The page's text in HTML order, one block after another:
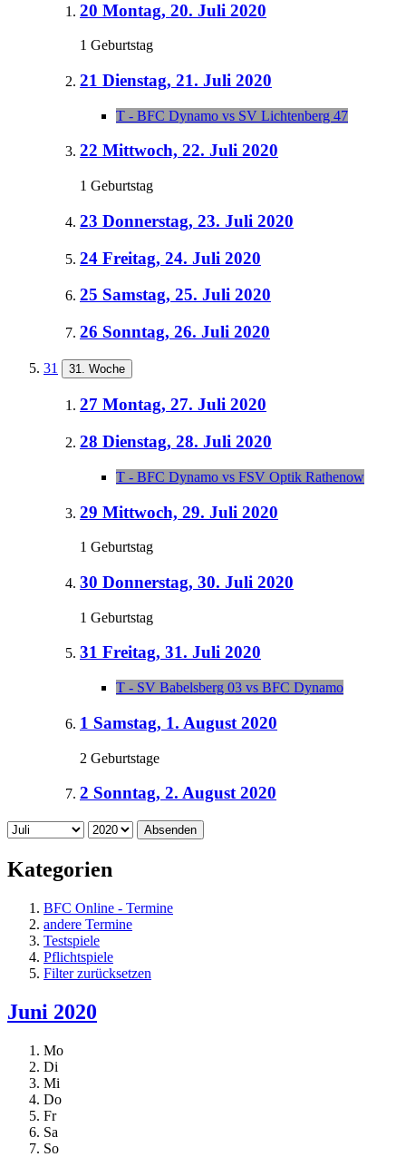
20 Montag, 20. Juli 2020
1 Geburtstag
21 Dienstag, 21. Juli 2020
T - BFC Dynamo vs SV Lichtenberg 47
22 Mittwoch, 22. Juli 2020
1 Geburtstag
23 Donnerstag, 23. Juli 2020
24 Freitag, 24. Juli 2020
25 Samstag, 25. Juli 2020
26 Sonntag, 26. Juli 2020
31 31. Woche
27 Montag, 27. Juli 2020
28 Dienstag, 28. Juli 2020
T - BFC Dynamo vs FSV Optik Rathenow
29 Mittwoch, 29. Juli 2020
1 Geburtstag
30 Donnerstag, 30. Juli 2020
1 Geburtstag
31 Freitag, 31. Juli 2020
T - SV Babelsberg 03 vs BFC Dynamo
1 Samstag, 1. August 2020
2 Geburtstage
2 Sonntag, 2. August 2020
Absenden
Kategorien
BFC Online - Termine
andere Termine
Testspiele
Pflichtspiele
Filter zurücksetzen
Juni 2020
Mo
Di
Mi
Do
Fr
Sa
So